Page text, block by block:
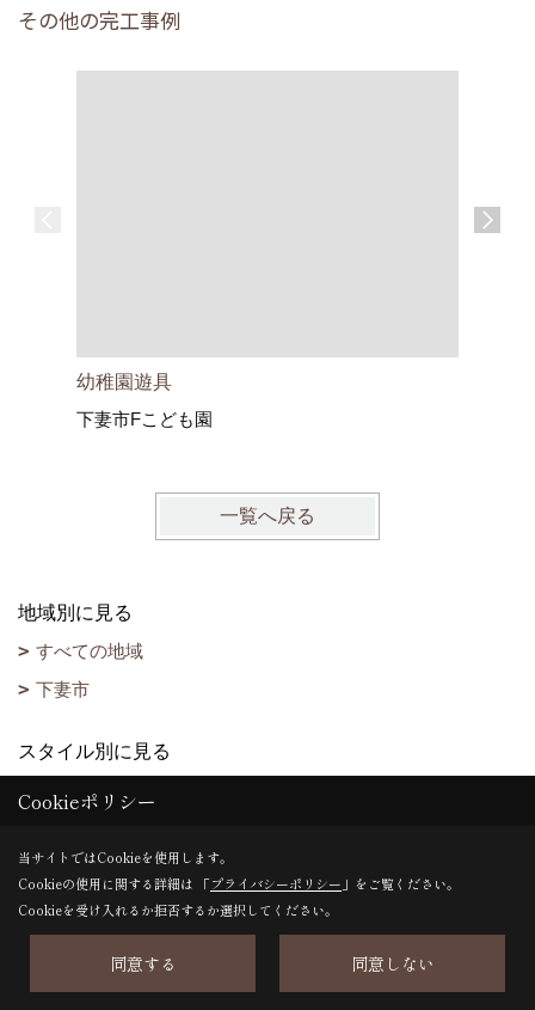
その他の完工事例
幼稚園遊具
下妻市Fこども園
一覧へ戻る
地域別に見る
すべての地域
下妻市
スタイル別に見る
平屋の家
目的別に見る
リフォームする
Cookieポリシー
当サイトではCookieを使用します。
Cookieの使用に関する詳細は 「プライバシーポリシー 」をご覧ください。
Cookieを受け入れるか拒否するか選択してください。
同意する 同意しない